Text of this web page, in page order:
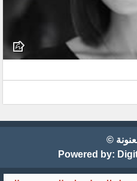
©
Powered by: